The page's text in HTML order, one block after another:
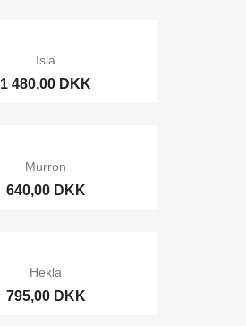
Isla
1 480,00 DKK
Murron
640,00 DKK
Hekla
795,00 DKK